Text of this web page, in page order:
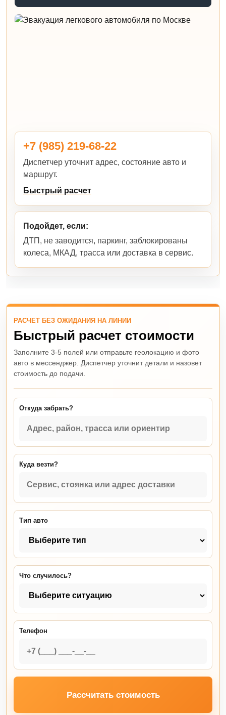
+7 (985) 219-68-22
Диспетчер уточнит адрес, состояние авто и
маршрут.
Быстрый расчет
Подойдет, если:
ДТП, не заводится, паркинг, заблокированы
колеса, МКАД, трасса или доставка в сервис.
РАСЧЕТ БЕЗ ОЖИДАНИЯ НА ЛИНИИ
Быстрый расчет стоимости
Заполните 3-5 полей или отправьте геолокацию и фото
авто в мессенджер. Диспетчер уточнит детали и назовет
стоимость до подачи.
Откуда забрать?
Куда везти?
Тип авто
Что случилось?
Телефон
Рассчитать стоимость